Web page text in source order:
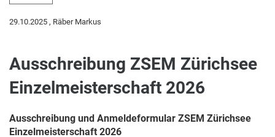
29.10.2025 , Räber Markus
Ausschreibung ZSEM Zürichsee
Einzelmeisterschaft 2026
Ausschreibung und Anmeldeformular ZSEM Zürichsee
Einzelmeisterschaft 2026